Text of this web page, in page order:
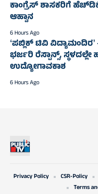
ಕಾಂಗ್ರೆಸ್‌‍ ಶಾಸಕರಿಗೆ
ಆಹ್ವಾನ
6 Hours Ago
ʻಪಬ್ಲಿಕ್‌ ಟಿವಿ
ಭರ್ಜರಿ ರೆಸ್ಪಾನ್ಸ್‌,
ಉದ್ಯೋಗಾವಕಾಶ
6 Hours Ago
Privacy Policy CSR-Policy
Terms